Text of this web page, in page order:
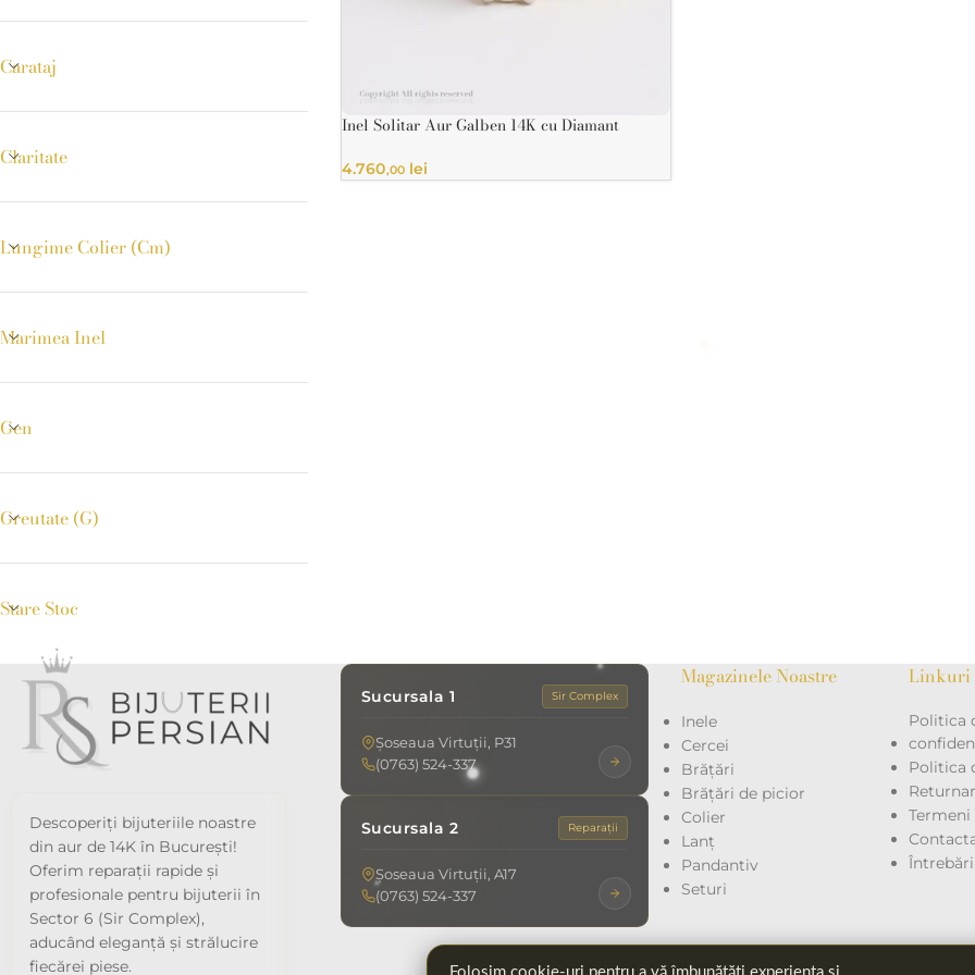
Inele cu pietre diamond
Carataj
Claritate
Lungime Colier (cm)
Marimea Inel
Gen
Greutate (g)
Stare Stoc
Inel Solitar Aur Galben 14K cu Diamant
4.760,00lei
Descoperiți bijuteriile noastre
din aur de 14K în București!
Oferim reparații rapide și
profesionale pentru bijuterii în
Sector 6 (Sir Complex),
aducând eleganță și strălucire
fiecărei piese.
Sucursala 1 Sir Complex
Șoseaua Virtuții, P31
(0763) 524-337
Sucursala 2 Reparații
Șoseaua Virtuții, A17
(0763) 524-337
Magazinele Noastre
Inele
Cercei
Brățări
Brățări de picior
Colier
Lanț
Pandantiv
Seturi
Linkuri
Politica
Politica